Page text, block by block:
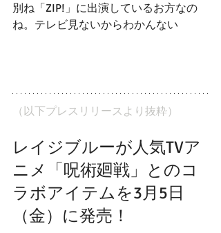
別ね「ZIP!」に出演しているお方なの
ね。テレビ見ないからわかんない
（以下プレスリリースより抜粋）
レイジブルーが人気TVア
ニメ「呪術廻戦」とのコ
ラボアイテムを3月5日
（金）に発売！